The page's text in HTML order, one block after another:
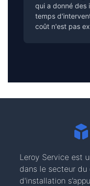
qui a donné des
temps
coût n'est pas
Leroy Service est
dans le secteur du
d'installation